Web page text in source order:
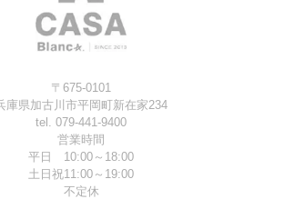
〒675-0101
庫県加古川市平岡町新在家234
tel. 079-441-9400
営業時間
平日 10:00～18:00
土日祝11:00～19:00
不定休